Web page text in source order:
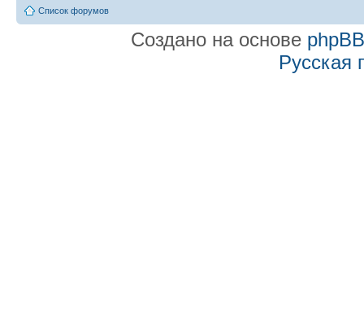
Список форумов
Создано на основе phpBB
Русская